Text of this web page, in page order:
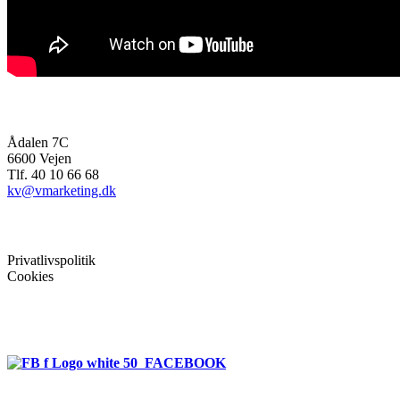
Ådalen 7C
6600 Vejen
Tlf. 40 10 66 68
kv@vmarketing.dk
Privatlivspolitik
Cookies
FACEBOOK